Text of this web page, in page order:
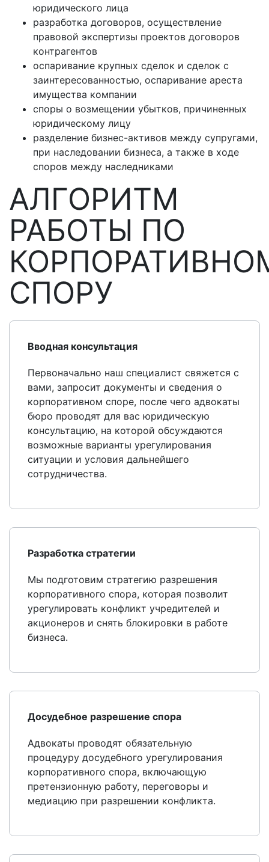
юридического лица
разработка договоров, осуществление
правовой экспертизы проектов договоров
контрагентов
оспаривание крупных сделок и сделок с
заинтересованностью, оспаривание ареста
имущества компании
споры о возмещении убытков, причиненных
юридическому лицу
разделение бизнес-активов между супругами,
при наследовании бизнеса, а также в ходе
споров между наследниками
АЛГОРИТМ
РАБОТЫ ПО
СПОРУ
Вводная консультация
Первоначально наш специалист свяжется с
вами, запросит документы и сведения о
корпоративном споре, после чего адвокаты
бюро проводят для вас юридическую
консультацию, на которой обсуждаются
возможные варианты урегулирования
ситуации и условия дальнейшего
сотрудничества.
Разработка стратегии
Мы подготовим стратегию разрешения
корпоративного спора, которая позволит
урегулировать конфликт учредителей и
акционеров и снять блокировки в работе
бизнеса.
Досудебное разрешение спора
Адвокаты проводят обязательную
процедуру досудебного урегулирования
корпоративного спора, включающую
претензионную работу, переговоры и
медиацию при разрешении конфликта.